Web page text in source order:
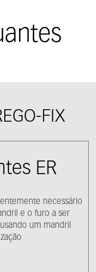
FIX
ER
necessário
e o furo a ser
um mandril